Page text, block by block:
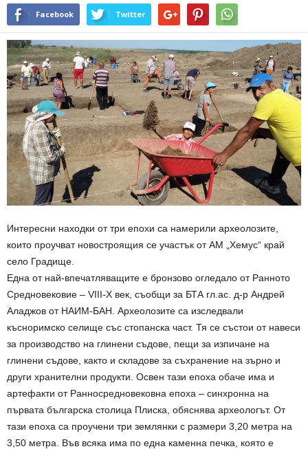
Facebook Twitter
Интересни находки от три епохи са намерили археолозите,
които проучват новостроящия се участък от АМ „Хемус“ край
село Градище.
Една от най-впечатляващите е бронзово огледало от Ранното
Средновековие – VIII-X век, съобщи за БТА гл.ас. д-р Андрей
Аладжов от НАИМ-БАН. Археолозите са изследвали
късноримско селище със стопанска част. Тя се състои от навеси
за производство на глинени съдове, пещи за изпичане на
глинени съдове, както и складове за съхранение на зърно и
други хранителни продукти. Освен тази епоха обаче има и
артефакти от Ранносредновековна епоха – синхронна на
първата българска столица Плиска, обяснява археологът. От
тази епоха са проучени три землянки с размери 3,20 метра на
3,50 метра. Във всяка има по една каменна печка, която е